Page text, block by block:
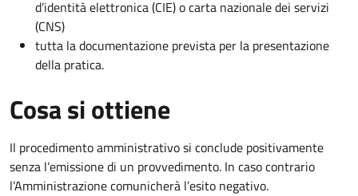
d’identità elettronica (CIE) o carta nazionale dei servizi
(CNS)
tutta la documentazione prevista per la presentazione
della pratica.
Cosa si ottiene
Il procedimento amministrativo si conclude positivamente
senza l’emissione di un provvedimento. In caso contrario
l’Amministrazione comunicherà l’esito negativo.